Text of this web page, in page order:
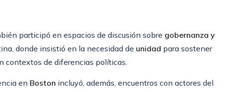
participó en espacios de discusión sobre gobernanza y
donde insistió en la necesidad de unidad para sostener
contextos de diferencias políticas.
en Boston incluyó, además, encuentros con actores del